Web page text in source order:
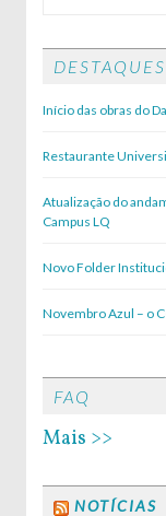
DESTAQUES
Início das obras do
Restaurante
Atualização do
Campus LQ
Novo Folder
Novembro Azul – o
FAQ
Mais >>
NOTÍCIAS